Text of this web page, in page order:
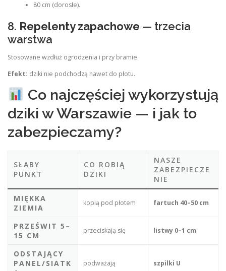
80 cm (dorosłe).
8. Repelenty zapachowe — trzecia
warstwa
Stosowane wzdłuż ogrodzenia i przy bramie.
Efekt: dziki nie podchodzą nawet do płotu.
Co najczęściej wykorzystują
dziki w Warszawie — i jak to
zabezpieczamy?
SŁABY
PUNKT
CO ROBIĄ
DZIKI
NASZE
ZABEZPIECZE
NIE
MIĘKKA
ZIEMIA
kopią pod płotem fartuch 40–50 cm
PRZEŚWIT 5–
15 CM
przeciskają się listwy 0–1 cm
ODSTAJĄCY
PANEL/SIATK
podważają szpilki U